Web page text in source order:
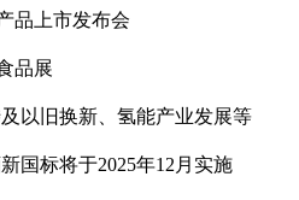
品上市发布会
品展
以旧换新、氢能产业发展等
国标将于2025年12月实施